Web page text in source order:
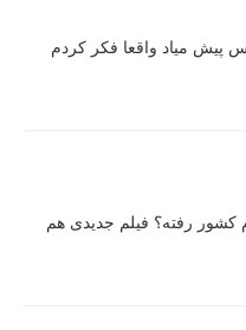
پیش میاد واقعا فکر کردم
رفته؟ فیلم جدیدی هم